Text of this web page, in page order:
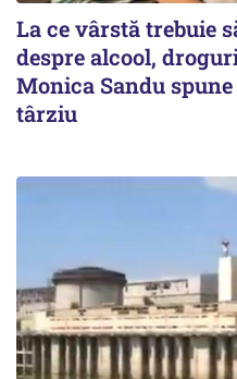
La ce vârstă trebuie
despre alcool,
Monica Sandu
târziu